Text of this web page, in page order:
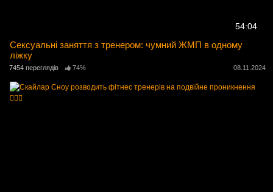
54:04
Сексуальні заняття з тренером: чумний ЖМП в одному
ліжку
7454 переглядів 74% 08.11.2024